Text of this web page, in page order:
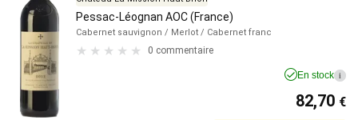
Pessac-Léognan AOC (France)
Cabernet sauvignon / Merlot / Cabernet franc
0 commentaire
En stock i
82,70 €